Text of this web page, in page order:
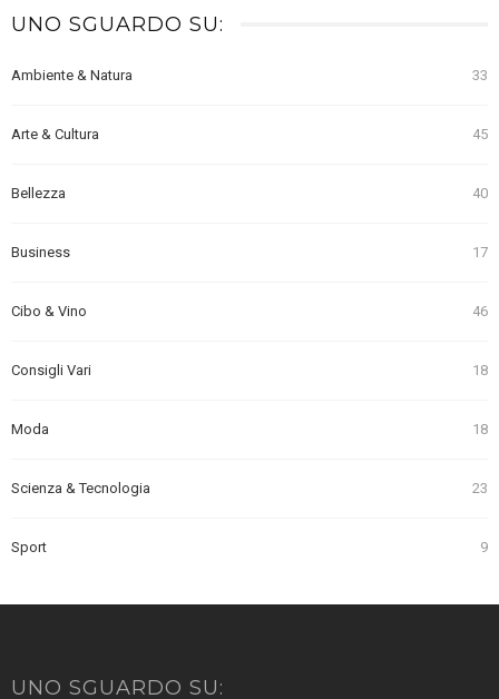
UNO SGUARDO SU:
Ambiente & Natura 33
Arte & Cultura 45
Bellezza 40
Business 17
Cibo & Vino 46
Consigli Vari 18
Moda 18
Scienza & Tecnologia 23
Sport 9
UNO SGUARDO SU: